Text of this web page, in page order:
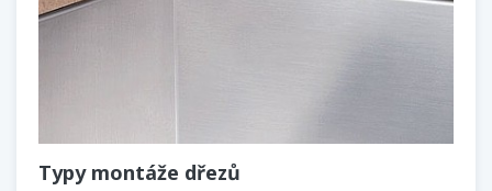
Typy montáže dřezů